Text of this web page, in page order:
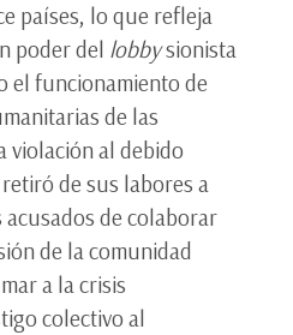
países, lo que refleja
poder del lobbysionista
el funcionamiento de
de las
violación al debido
de sus labores a
de colaborar
de la comunidad
a la crisis
colectivo al